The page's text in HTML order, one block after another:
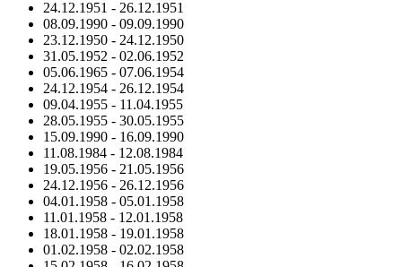
24.12.1951 - 26.12.1951
08.09.1990 - 09.09.1990
23.12.1950 - 24.12.1950
31.05.1952 - 02.06.1952
05.06.1965 - 07.06.1954
24.12.1954 - 26.12.1954
09.04.1955 - 11.04.1955
28.05.1955 - 30.05.1955
15.09.1990 - 16.09.1990
11.08.1984 - 12.08.1984
19.05.1956 - 21.05.1956
24.12.1956 - 26.12.1956
04.01.1958 - 05.01.1958
11.01.1958 - 12.01.1958
18.01.1958 - 19.01.1958
01.02.1958 - 02.02.1958